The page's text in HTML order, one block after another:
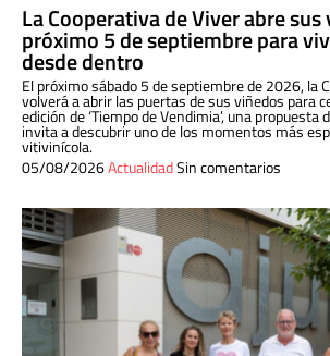
La Cooperativa de Viver abre sus
próximo 5 de septiembre para
desde dentro
El próximo sábado 5 de septiembre de 2026, la
volverá a abrir las puertas de sus viñedos para
edición de ‘Tiempo de Vendimia’, una
invita a descubrir uno de los momentos más
vitivinícola.
05/08/2026ActualidadSin comentarios